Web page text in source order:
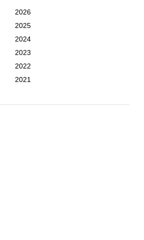
2026
2025
2024
2023
2022
2021